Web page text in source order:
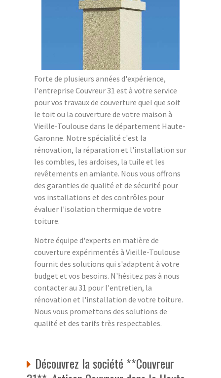
Forte de plusieurs années d'expérience,
l'entreprise Couvreur 31 est à votre service
pour vos travaux de couverture quel que soit
le toit ou la couverture de votre maison à
Vieille-Toulouse dans le département Haute-
Garonne. Notre spécialité c'est la
rénovation, la réparation et l'installation sur
les combles, les ardoises, la tuile et les
revêtements en amiante. Nous vous offrons
des garanties de qualité et de sécurité pour
vos installations et des contrôles pour
évaluer l'isolation thermique de votre
toiture.
Notre équipe d'experts en matière de
couverture expérimentés à Vieille-Toulouse
fournit des solutions qui s'adaptent à votre
budget et vos besoins. N'hésitez pas à nous
contacter au 31 pour l'entretien, la
rénovation et l'installation de votre toiture.
Nous vous promettons des solutions de
qualité et des tarifs très respectables.
Découvrez la société **Couvreur